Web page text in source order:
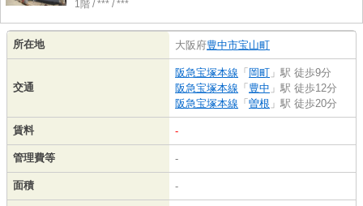
1階 / *** / ***
所在地 大阪府豊中市宝山町
交通
阪急宝塚本線 「 岡町 」駅 徒歩9分
阪急宝塚本線 「 豊中 」駅 徒歩12分
阪急宝塚本線 「 曽根 」駅 徒歩20分
賃料 -
管理費等 -
面積 -